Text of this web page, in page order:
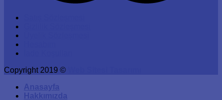
Copyright 2019 ©
Anasayfa
Hakkımızda